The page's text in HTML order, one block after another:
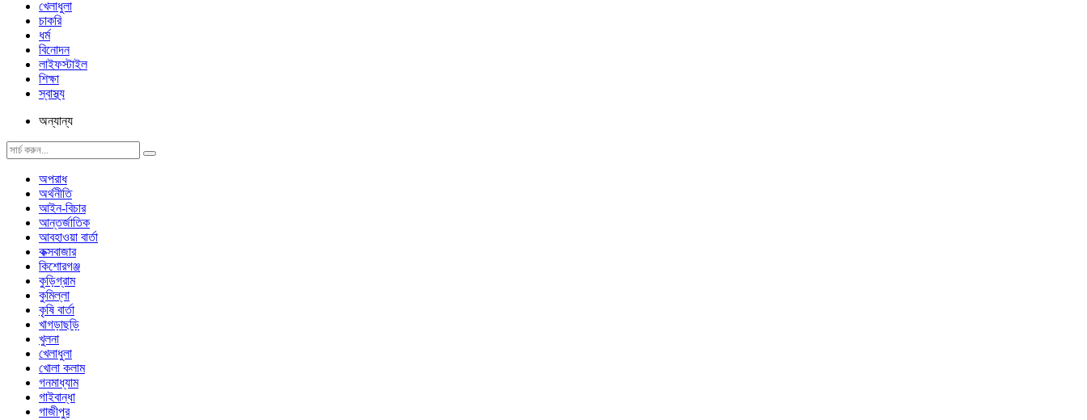
খেলাধুলা
চাকরি
ধর্ম
বিনোদন
লাইফস্টাইল
শিক্ষা
স্বাস্থ্য
অন্যান্য
অপরাধ
অর্থনীতি
আইন-বিচার
আন্তর্জাতিক
আবহাওয়া বার্তা
কক্সবাজার
কিশোরগঞ্জ
কুড়িগ্রাম
কুমিল্লা
কৃষি বার্তা
খাগড়াছড়ি
খুলনা
খেলাধুলা
খোলা কলাম
গনমাধ্যাম
গাইবান্ধা
গাজীপুর